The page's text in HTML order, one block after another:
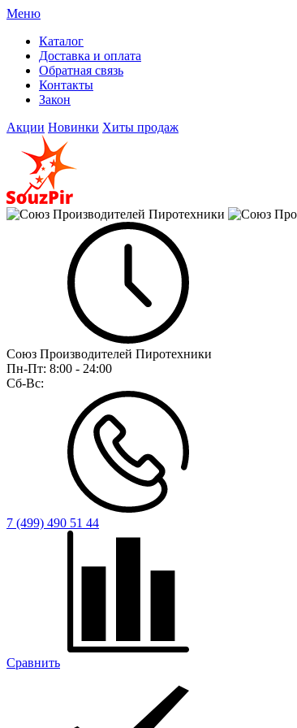
Меню
Каталог
Доставка и оплата
Обратная связь
Контакты
Закон
Акции Новинки Хиты продаж
Союз Производителей Пиротехники
Пн-Пт: 8:00 - 24:00
Сб-Вс:
7 (499) 490 51 44
Сравнить